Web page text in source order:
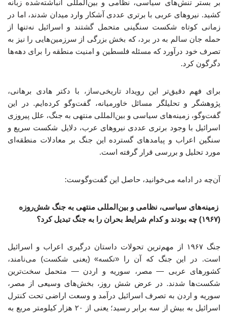
بر بستر تنش‌های سیاسی، نظامی و بین‌المللی انباشته‌شده زبانه
کشید. نیروهای عربی با برتری عددی آشکار وارد میدان شدند، اما در
زمانی کوتاه شکست سنگینی متحمل گشتند و اسرائیل نه‌تنها از
حمله جان سالم به در برد، که بخش بزرگی از سرزمین‌هایی را نیز به
تصرف خود درآورد که مسئله فلسطین و امنیت منطقه را برای دهه‌ها
دگرگون کرد.
برای فهم دقیق‌تر این رویداد تاریخی‌ساز، با دکتر هادی برهانی،
پژوهشگر و تحلیلگر مسائل خاورمیانه، گفت‌وگو کرده‌ایم. در این
گفت‌وگو، زمینه‌های سیاسی و بین‌المللی منتهی به جنگ، علل پیروزی
اسرائیل با وجود برتری عددی نیروهای عرب، دلایل شکست سریع و
سنگین اعراب و پیامدهای گسترده این جنگ بر معادلات منطقه‌ای
مورد تحلیل و بررسی قرار گرفته است.
آن‌چه در ادامه می‌خوانید، حاصل این گفت‌وگوست:
زمینه‌های سیاسی، نظامی و بین‌المللی منتهی به جنگ شش‌روزه
(۱۹۶۷) چه بودند و کدام شرایط بحران را به جنگ تبدیل کرد؟
جنگ ۱۹۶۷ از مهم‌ترین تحولات داستان درگیری اعراب و اسرائیل
است. در این جنگ که آن را «نکسه» (یعنی شکست) می‌نامند،
کشورهای عربی — مصر، سوریه و اردن — متحمل سخت‌ترین
شکست‌ها شدند. در عرض شش روز، بخش‌های وسیعی از مصر،
سوریه و اردن به تصرف اسرائیل درآمد و وسعت اراضی تحت کنترل
اسرائیل به بیش از سه برابر رسید؛ یعنی از ۲۰ هزار کیلومتر مربع به